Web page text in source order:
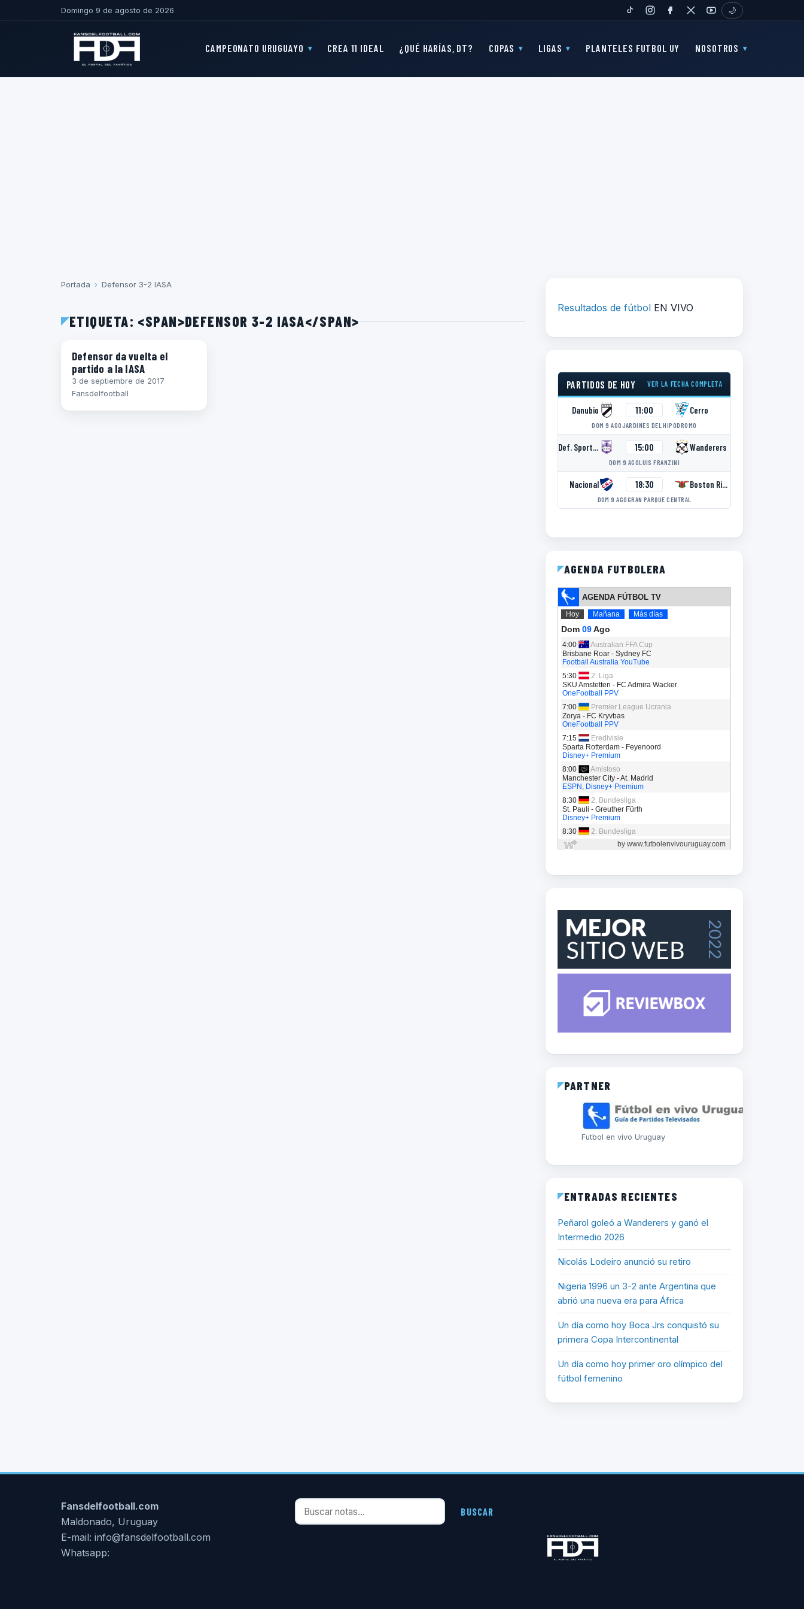
Domingo 9 de agosto de 2026
TIKTOKINSTAGRAM
FANPAGETWITTERYOUTUBE
🌙
CAMPEONATO URUGUAYO CREA 11 IDEAL ¿QUÉ HARÍAS, DT? COPAS LIGAS PLANTELES FUTBOL UY NOSOTROS
Portada › Defensor 3-2 IASA
ETIQUETA: <SPAN>DEFENSOR 3-2 IASA</SPAN>
CLAUSURA 2017
Defensor da vuelta el
partido a la IASA
3 de septiembre de 2017
Fansdelfootball
Resultados de fútbol EN VIVO
PARTIDOS DE HOY VER LA FECHA COMPLETA
Danubio 11:00 Cerro
DOM 9 AGOJARDINES DEL HIPODROMO
Def. Sporting 15:00 Wanderers
DOM 9 AGOLUIS FRANZINI
Nacional 18:30 Boston River
DOM 9 AGOGRAN PARQUE CENTRAL
AGENDA FUTBOLERA
PARTNER
Futbol en vivo Uruguay
ENTRADAS RECIENTES
Peñarol goleó a Wanderers y ganó el
Intermedio 2026
Nicolás Lodeiro anunció su retiro
Nigeria 1996 un 3-2 ante Argentina que
abrió una nueva era para África
Un día como hoy Boca Jrs conquistó su
primera Copa Intercontinental
Un día como hoy primer oro olímpico del
fútbol femenino
Fansdelfootball.com
Maldonado, Uruguay
E-mail: info@fansdelfootball.com
Whatsapp:
Buscar notas BUSCAR